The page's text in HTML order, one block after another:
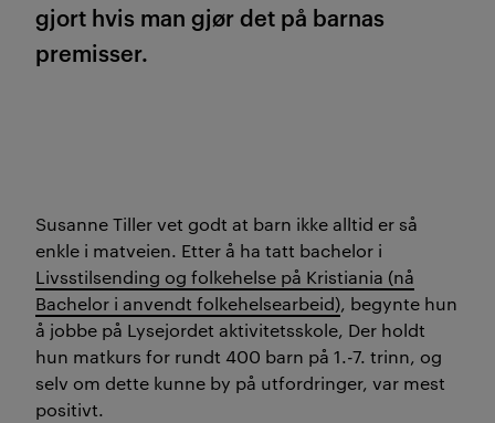
gjort hvis man gjør det på barnas
premisser.
Susanne Tiller vet godt at barn ikke alltid er så
enkle i matveien. Etter å ha tatt bachelor i
Livsstilsending og folkehelse på Kristiania (nå
Bachelor i anvendt folkehelsearbeid), begynte hun
å jobbe på Lysejordet aktivitetsskole, Der holdt
hun matkurs for rundt 400 barn på 1.-7. trinn, og
selv om dette kunne by på utfordringer, var mest
positivt.